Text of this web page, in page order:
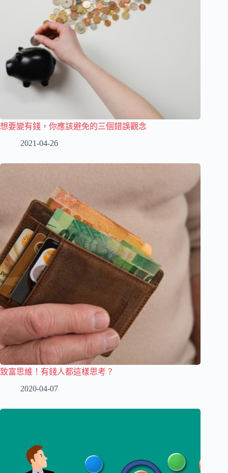
想要變有錢，你應該避免的三個錯誤觀念
2021-04-26
致富思維！有錢人都這樣思考？
2020-04-07